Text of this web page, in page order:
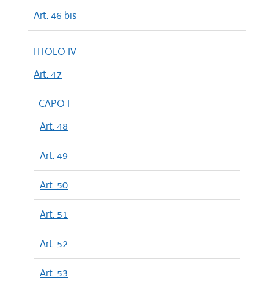
Art. 46 bis
TITOLO IV
Art. 47
CAPO I
Art. 48
Art. 49
Art. 50
Art. 51
Art. 52
Art. 53